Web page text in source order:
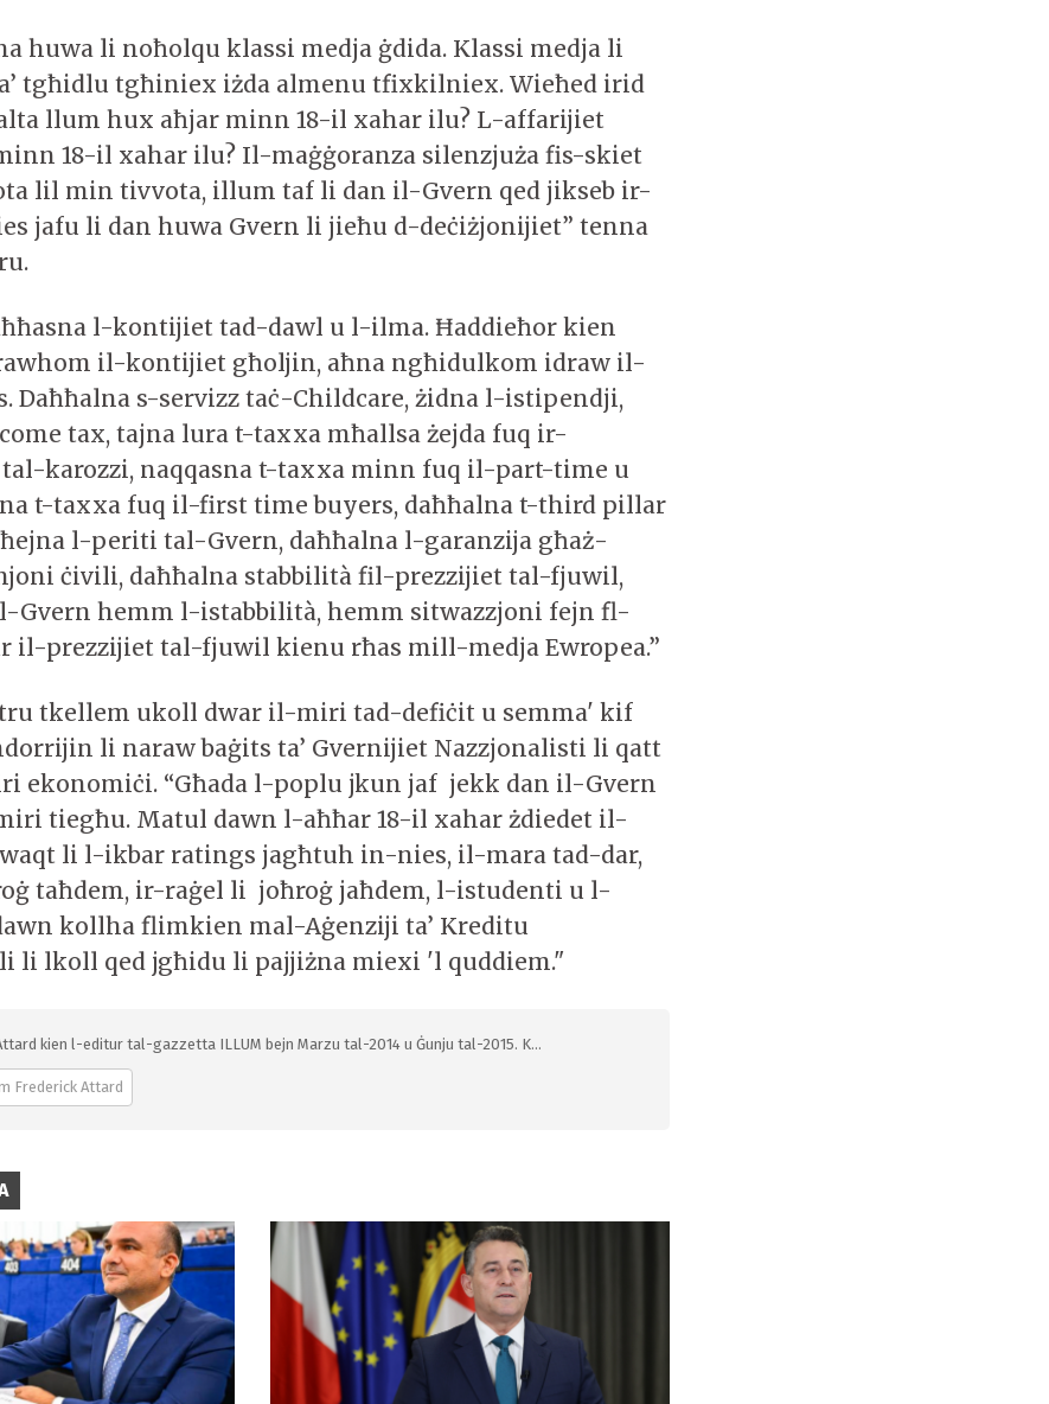
huwa li noħolqu klassi medja ġdida. Klassi medja li
tgħidlu tgħiniex iżda almenu tfixkilniex. Wieħed irid
llum hux aħjar minn 18-il xahar ilu? L-affarijiet
18-il xahar ilu? Il-maġġoranza silenzjuża fis-skiet
lil min tivvota, illum taf li dan il-Gvern qed jikseb ir-
jafu li dan huwa Gvern li jieħu d-deċiżjonijiet” tenna
l-kontijiet tad-dawl u l-ilma. Ħaddieħor kien
il-kontijiet għoljin, aħna ngħidulkom idraw il-
Daħħalna s-servizz taċ-Childcare, żidna l-istipendji,
tax, tajna lura t-taxxa mħallsa żejda fuq ir-
karozzi, naqqasna t-taxxa minn fuq il-part-time u
t-taxxa fuq il-first time buyers, daħħalna t-third pillar
l-periti tal-Gvern, daħħalna l-garanzija għaż-
ċivili, daħħalna stabbilità fil-prezzijiet tal-fjuwil,
Gvern hemm l-istabbilità, hemm sitwazzjoni fejn fl-
il-prezzijiet tal-fjuwil kienu rħas mill-medja Ewropea.”
tkellem ukoll dwar il-miri tad-defiċit u semma' kif
li naraw baġits ta’ Gvernijiet Nazzjonalisti li qatt
ekonomiċi. “Għada l-poplu jkun jaf jekk dan il-Gvern
tiegħu. Matul dawn l-aħħar 18-il xahar żdiedet il-
li l-ikbar ratings jagħtuh in-nies, il-mara tad-dar,
taħdem, ir-raġel li joħroġ jaħdem, l-istudenti u l-
kollha flimkien mal-Aġenziji ta’ Kreditu
li lkoll qed jgħidu li pajjiżna miexi 'l quddiem."
kien l-editur tal-gazzetta ILLUM bejn Marzu tal-2014 u Ġunju tal-2015. K...
Frederick Attard